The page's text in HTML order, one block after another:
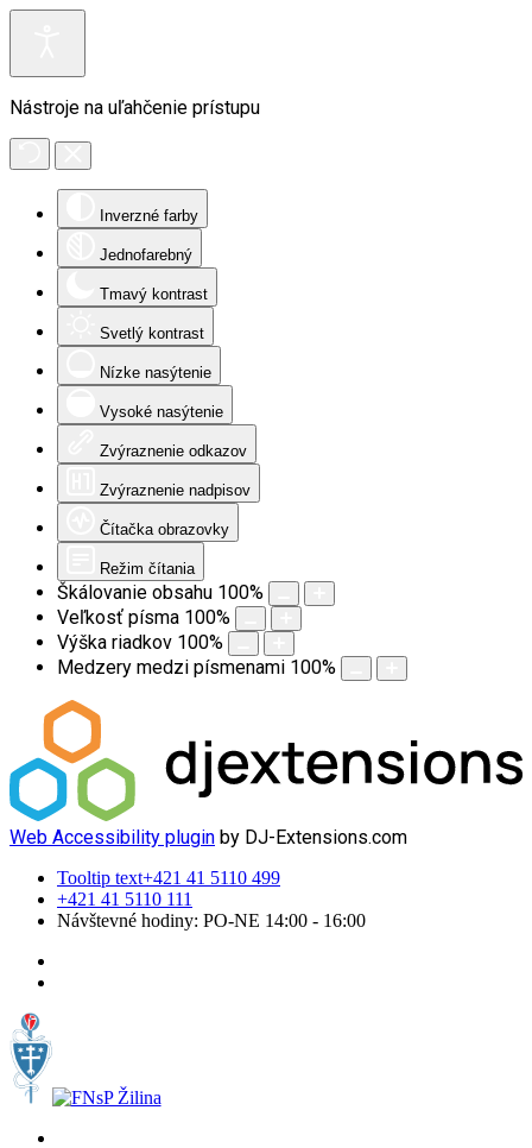
Nástroje na uľahčenie prístupu
Inverzné farby
Jednofarebný
Tmavý kontrast
Svetlý kontrast
Nízke nasýtenie
Vysoké nasýtenie
Zvýraznenie odkazov
Zvýraznenie nadpisov
Čítačka obrazovky
Režim čítania
Škálovanie obsahu 100%
Veľkosť písma 100%
Výška riadkov 100%
Medzery medzi písmenami 100%
Web Accessibility plugin by DJ-Extensions.com
Tooltip text+421 41 5110 499
+421 41 5110 111
Návštevné hodiny: PO-NE 14:00 - 16:00